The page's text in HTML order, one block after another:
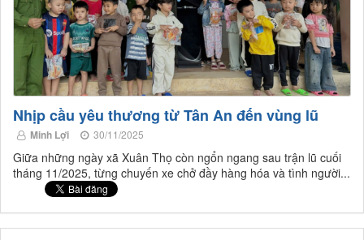
Nhịp cầu yêu thương từ Tân An đến vùng lũ
Minh Lợi 30/11/2025
Giữa những ngày xã Xuân Thọ còn ngổn ngang sau trận lũ cuối
tháng 11/2025, từng chuyến xe chở đầy hàng hóa và tình người...